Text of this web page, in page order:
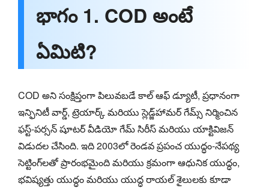
భాగం 1. COD అంటే
ఏమిటి?
COD అని సంక్షిప్తంగా పిలువబడే కాల్ ఆఫ్ డ్యూటీ, ప్రధానంగా
ఇన్ఫినిటీ వార్డ్, ట్రెయార్క్ మరియు స్లెడ్జ్‌హామర్ గేమ్స్ నిర్మించిన
ఫస్ట్-పర్సన్ షూటర్ వీడియో గేమ్ సిరీస్ మరియు యాక్టివిజన్
విడుదల చేసింది. ఇది 2003లో రెండవ ప్రపంచ యుద్ధం-నేపథ్య
సెట్టింగ్‌లతో ప్రారంభమైంది మరియు క్రమంగా ఆధునిక యుద్ధం,
భవిష్యత్తు యుద్ధం మరియు యుద్ధ రాయల్ శైలులకు కూడా